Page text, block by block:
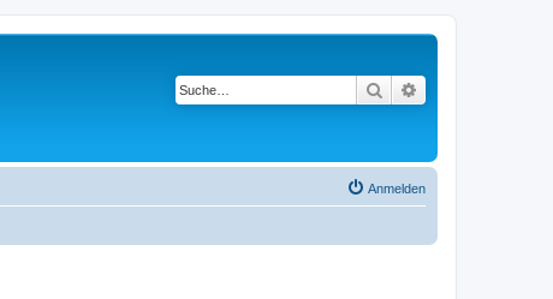
Suche
Anmelden